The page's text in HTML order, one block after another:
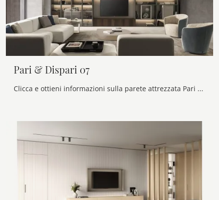
Pari & Dispari 07
Clicca e ottieni informazioni sulla parete attrezzata Pari & Dispari 07 del brand Presotto: è la soluzione dalle linee moderne perfetta per te.